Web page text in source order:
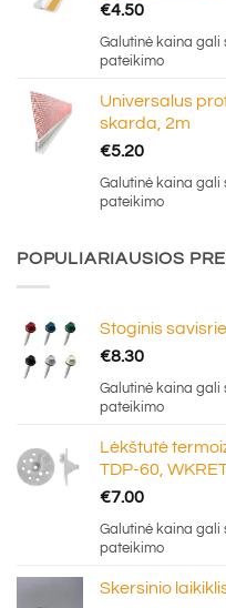
€4.50
Galutinė kaina gali
pateikimo
Universalus
skarda, 2m
€5.20
Galutinė kaina gali
pateikimo
POPULIARIAUSIOS
Stoginis
€8.30
Galutinė kaina gali
pateikimo
Lėkštutė
TDP-60,
€7.00
Galutinė kaina gali
pateikimo
Skersinio